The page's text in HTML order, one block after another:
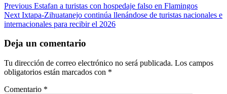
Post
navigation
Previous Estafan a turistas con hospedaje falso en Flamingos
Next Ixtapa-Zihuatanejo continúa llenándose de turistas nacionales e
internacionales para recibir el 2026
Deja un comentario
Tu dirección de correo electrónico no será publicada. Los campos
obligatorios están marcados con *
Comentario *